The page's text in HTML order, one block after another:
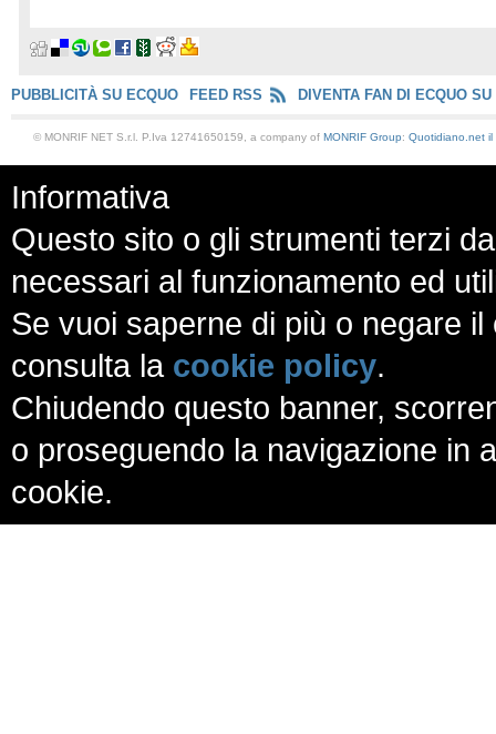
PUBBLICITÀ SU ECQUO FEED RSS DIVENTA FAN DI ECQUO SU
© MONRIF NET S.r.l. P.Iva 12741650159, a company of MONRIF Group: Quotidiano.net il
Informativa
Questo sito o gli strumenti terzi
necessari al funzionamento ed
Se vuoi saperne di più o negare
consulta la cookie policy.
Chiudendo questo banner,
o proseguendo la navigazione in
cookie.